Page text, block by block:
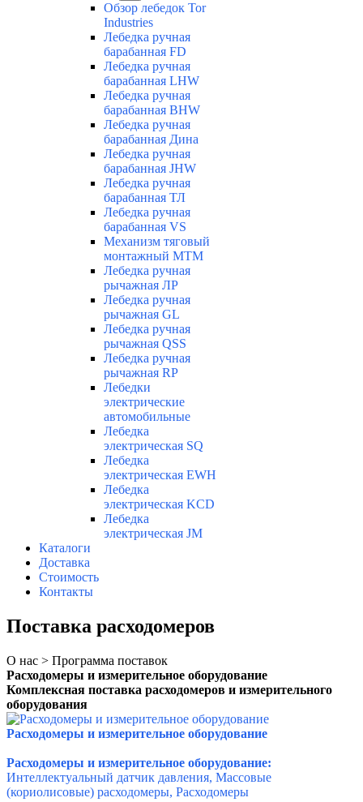
Обзор лебедок Tor
Industries
Лебедка ручная
барабанная FD
Лебедка ручная
барабанная LHW
Лебедка ручная
барабанная BHW
Лебедка ручная
барабанная Дина
Лебедка ручная
барабанная JHW
Лебедка ручная
барабанная ТЛ
Лебедка ручная
барабанная VS
Механизм тяговый
монтажный МТМ
Лебедка ручная
рычажная ЛР
Лебедка ручная
рычажная GL
Лебедка ручная
рычажная QSS
Лебедка ручная
рычажная RP
Лебедки
электрические
автомобильные
Лебедка
электрическая SQ
Лебедка
электрическая EWH
Лебедка
электрическая KCD
Лебедка
электрическая JM
Каталоги
Доставка
Стоимость
Контакты
Поставка расходомеров
О нас > Программа поставок
Расходомеры и измерительное оборудование
Комплексная поставка расходомеров и измерительного
оборудования
Расходомеры и измерительное оборудование
Расходомеры и измерительное оборудование:
Интеллектуальный датчик давления, Массовые
(кориолисовые) расходомеры, Расходомеры